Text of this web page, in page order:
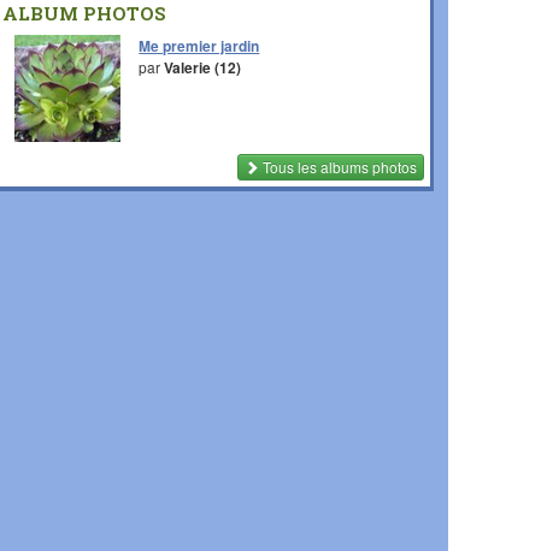
ALBUM PHOTOS
Me premier jardin
parValerie (12)
Tous les albums photos